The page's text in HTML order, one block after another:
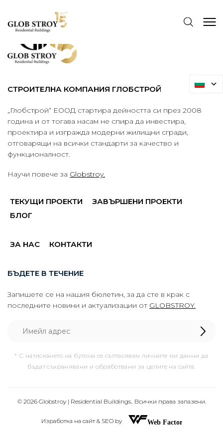
СТРОИТЕЛНА КОМПАНИЯ ГЛОБСТРОЙ
„Глобстрой“ ЕООД стартира дейността си през 2008
година и от тогава насам не спира да инвестира,
проектира и изгражда модерни жилищни сгради,
отговарящи на всички стандарти за качество и
функционалност.
Научи повече за Globstroy.
ТЕКУЩИ ПРОЕКТИ
ЗАВЪРШЕНИ ПРОЕКТИ
БЛОГ
ЗА НАС КОНТАКТИ
БЪДЕТЕ В ТЕЧЕНИЕ
Запишете се на нашия бюлетин, за да сте в крак с
последните новини и актуализации от GLOBSTROY.
* С натискането на бутона се съгласявам личните ми данни да
бъдат съхранявани и обработвани за целите на сайта.
© 2026 Globstroy | Residential Buildings.. Всички права запазени.
Изработка на сайт & SEO by